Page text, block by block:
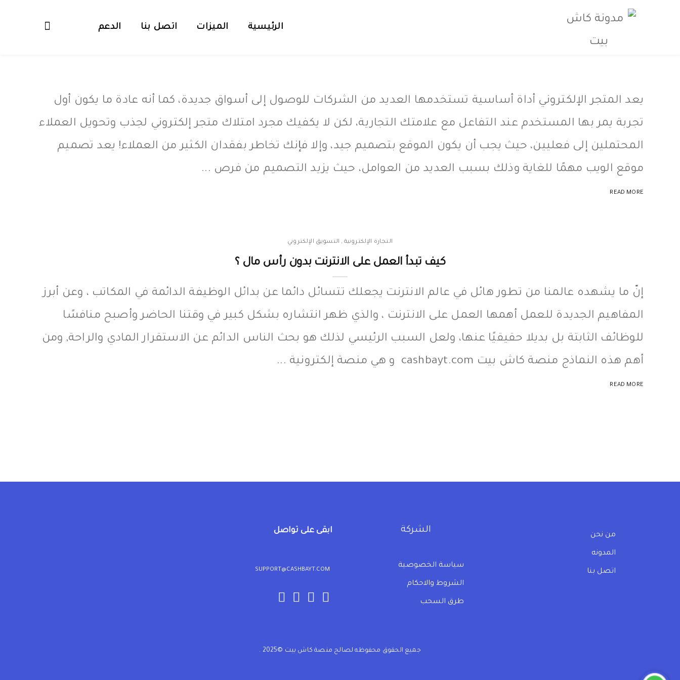
الرئيسية الميزات اتصل بنا الدعم
يعد المتجر الإلكتروني أداة أساسية تستخدمها العديد من الشركات للوصول إلى أسواق جديدة، كما أنه عادة ما يكون أول
تجربة يمر بها المستخدم عند التفاعل مع علامتك التجارية، لكن لا يكفيك مجرد امتلاك متجر إلكتروني لجذب وتحويل العملاء
المحتملين إلى فعليين، حيث يجب أن يكون الموقع بتصميم جيد، وإلا فإنك تخاطر بفقدان الكثير من العملاء! يعد تصميم
موقع الويب مهمًا للغاية وذلك بسبب العديد من العوامل، حيث يزيد التصميم من فرص ...
READ MORE
التجارة الإلكترونية , التسويق الإلكتروني
كيف تبدأ العمل على الانترنت بدون رأس مال ؟
إنّ ما يشهده عالمنا من تطور هائل في عالم الانترنت يجعلك تتسائل دائما عن بدائل الوظيفة الدائمة في المكاتب ، وعن أبرز
المفاهيم الجديدة للعمل أهمها العمل على الانترنت ، والذي ظهر انتشاره بشكل كبير في وقتنا الحاضر وأصبح منافسًا
للوظائف الثابتة بل بديلا حقيقيًا عنها، ولعل السبب الرئيسي لذلك هو بحث الناس الدائم عن الاستقرار المادي والراحة, ومن
أهم هذه النماذج منصة كاش بيت cashbayt.com و هي منصة إلكترونية ...
READ MORE
من نحن
المدونه
اتصل بنا
الشركة
سياسة الخصوصية
الشروط والاحكام
طرق السحب
ابقى على تواصل
SUPPORT@CASHBAYT.COM
جميع الحقوق محفوظه لصالح منصة كاش بيت ©2025 .